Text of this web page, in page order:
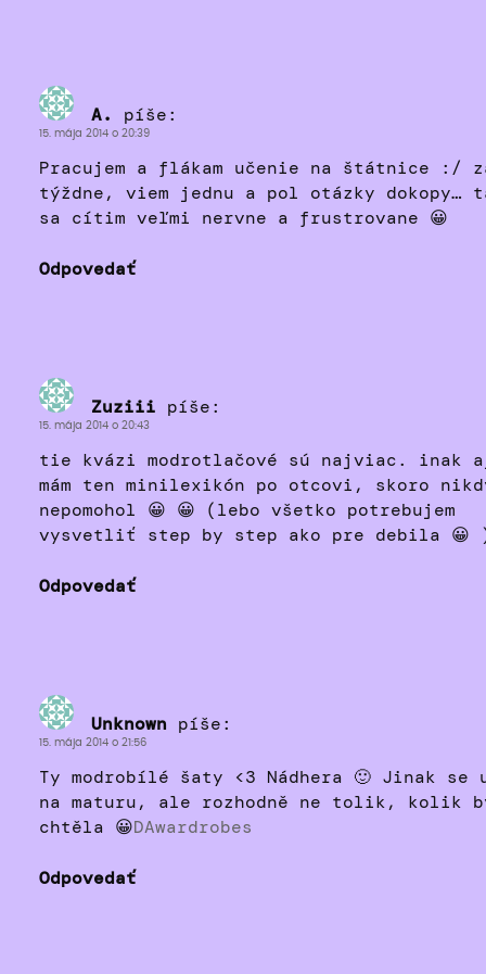
A. píše:
15. mája 2014 o 20:39
Pracujem a flákam učenie na štátnice :/
týždne, viem jednu a pol otázky dokopy…
sa cítim veľmi nervne a frustrovane 😀
Odpovedať
Zuziii píše:
15. mája 2014 o 20:43
tie kvázi modrotlačové sú najviac. inak
mám ten minilexikón po otcovi, skoro
nepomohol 😀 😀 (lebo všetko potrebujem
vysvetliť step by step ako pre debila 😀
Odpovedať
Unknown píše:
15. mája 2014 o 21:56
Ty modrobílé šaty <3 Nádhera 🙂 Jinak se
na maturu, ale rozhodně ne tolik, kolik
chtěla 😀DAwardrobes
Odpovedať